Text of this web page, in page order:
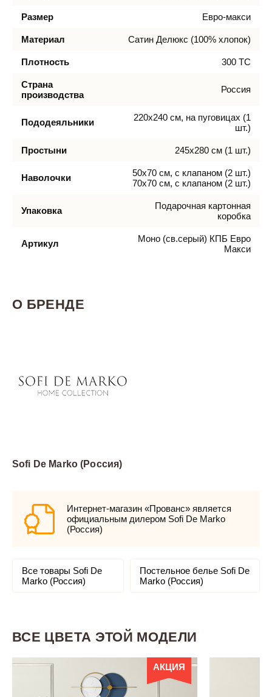
Размер Евро-макси
Материал Сатин Делюкс (100% хлопок)
Плотность 300 TC
Страна
производства
Россия
Пододеяльники
220х240 см, на пуговицах (1
шт.)
Простыни 245х280 см (1 шт.)
Наволочки
50х70 см, с клапаном (2 шт.)
70х70 см, с клапаном (2 шт.)
Упаковка
Подарочная картонная
коробка
Артикул
Моно (св.серый) КПБ Евро
Макси
О БРЕНДЕ
Sofi De Marko (Россия)
Интернет-магазин «Прованс» является
официальным дилером Sofi De Marko
(Россия)
Все товары Sofi De
Marko (Россия)
Постельное белье Sofi De
Marko (Россия)
ВСЕ ЦВЕТА ЭТОЙ МОДЕЛИ
АКЦИЯ